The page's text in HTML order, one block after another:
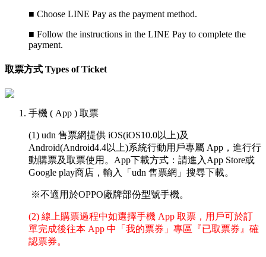
■ Choose LINE Pay as the payment method.
■ Follow the instructions in the LINE Pay to complete the
payment.
取票方式 Types of Ticket
手機 ( App ) 取票
(1) udn 售票網提供 iOS(iOS10.0以上)及
Android(Android4.4以上)系統行動用戶專屬 App，進行行
動購票及取票使用。App下載方式：請進入App Store或
Google play商店，輸入「udn 售票網」搜尋下載。
※不適用於OPPO廠牌部份型號手機。
(2) 線上購票過程中如選擇手機 App 取票，用戶可於訂
單完成後往本 App 中「我的票券」專區『已取票券』確
認票券。